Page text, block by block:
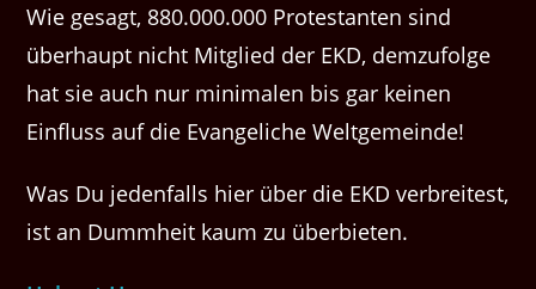
Wie gesagt, 880.000.000 Protestanten sind
überhaupt nicht Mitglied der EKD, demzufolge
hat sie auch nur minimalen bis gar keinen
Einfluss auf die Evangeliche Weltgemeinde!
Was Du jedenfalls hier über die EKD verbreitest,
ist an Dummheit kaum zu überbieten.